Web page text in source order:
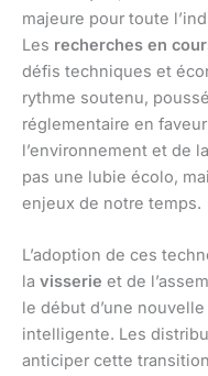
majeure pour toute
Les recherches en
défis techniques et
rythme soutenu,
réglementaire en
l’environnement et de
pas une lubie écolo,
enjeux de notre temps.
L’adoption de ces
la visserie et de
le début d’une
intelligente. Les
anticiper cette